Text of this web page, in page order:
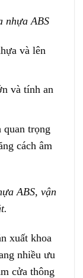
nhựa ABS
và lên
và tính an
quan trọng
cách âm
ABS, vận
xuất khoa
nhiều ưu
cửa thông